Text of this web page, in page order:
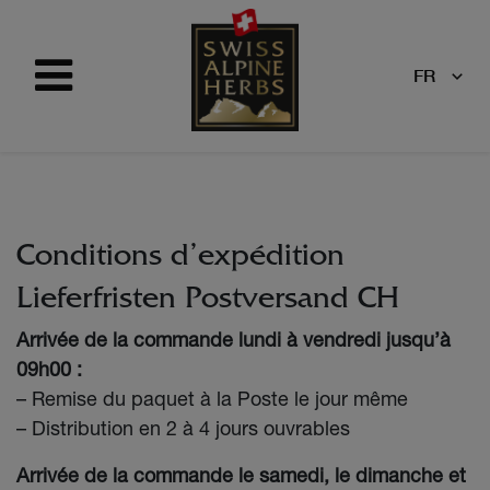
FR
Conditions d’expédition
Lieferfristen Postversand CH
Arrivée de la commande lundi à vendredi jusqu’à
09h00 :
– Remise du paquet à la Poste le jour même
– Distribution en 2 à 4 jours ouvrables
Arrivée de la commande le samedi, le dimanche et